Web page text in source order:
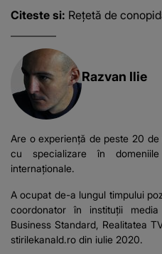
Citeste si: Rețetă de
Razvan Ilie
Are o experiență de peste 20
cu specializare în
internaționale.
A ocupat de-a lungul timpului
coordonator în instituții
Business Standard, Realitatea
stirilekanald.ro din iulie 2020.